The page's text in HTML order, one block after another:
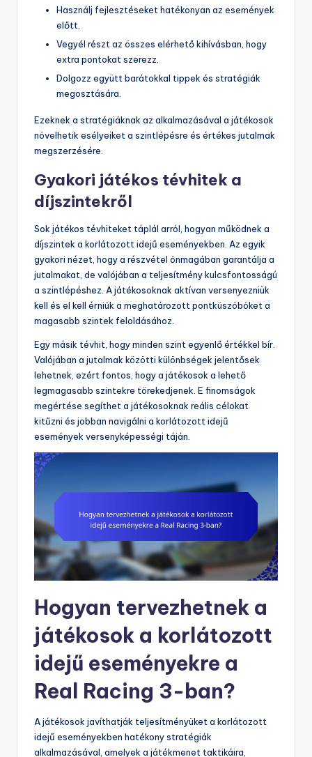
Használj fejlesztéseket hatékonyan az események
előtt.
Vegyél részt az összes elérhető kihívásban, hogy
extra pontokat szerezz.
Dolgozz együtt barátokkal tippek és stratégiák
megosztására.
Ezeknek a stratégiáknak az alkalmazásával a játékosok
növelhetik esélyeiket a szintlépésre és értékes jutalmak
megszerzésére.
Gyakori játékos tévhitek a
díjszintekről
Sok játékos tévhiteket táplál arról, hogyan működnek a
díjszintek a korlátozott idejű eseményekben. Az egyik
gyakori nézet, hogy a részvétel önmagában garantálja a
jutalmakat, de valójában a teljesítmény kulcsfontosságú
a szintlépéshez. A játékosoknak aktívan versenyezniük
kell és el kell érniük a meghatározott pontküszöböket a
magasabb szintek feloldásához.
Egy másik tévhit, hogy minden szint egyenlő értékkel bír.
Valójában a jutalmak közötti különbségek jelentősek
lehetnek, ezért fontos, hogy a játékosok a lehető
legmagasabb szintekre törekedjenek. E finomságok
megértése segíthet a játékosoknak reális célokat
kitűzni és jobban navigálni a korlátozott idejű
események versenyképességi táján.
Hogyan tervezhetnek a
játékosok a korlátozott
idejű eseményekre a
Real Racing 3-ban?
A játékosok javíthatják teljesítményüket a korlátozott
idejű eseményekben hatékony stratégiák
alkalmazásával, amelyek a játékmenet taktikáira,